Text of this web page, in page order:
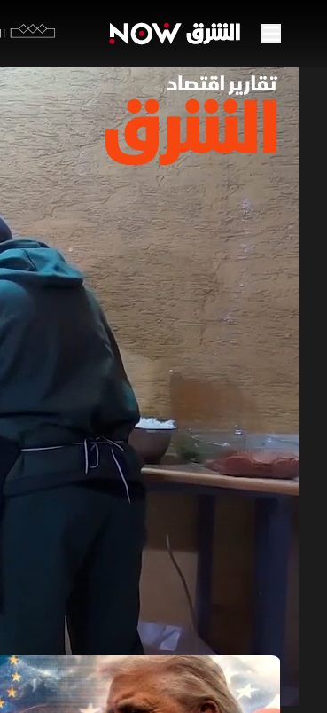
الثقافية
1x auto
حلقات الموسم 2026